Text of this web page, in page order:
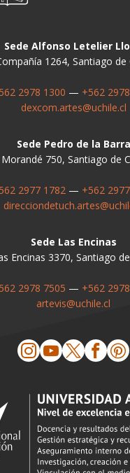
Sede Alfonso Letelier
1264, Santiago de
2978 1300 — +562
dexcom.artes@uchile.cl
Sede Pedro de la Barra
Morandé 750, Santiago de
2977 1782— +562
Sede Las Encinas
Encinas 3370, Santiago
2978 7505 — +562
artevis@uchile.cl